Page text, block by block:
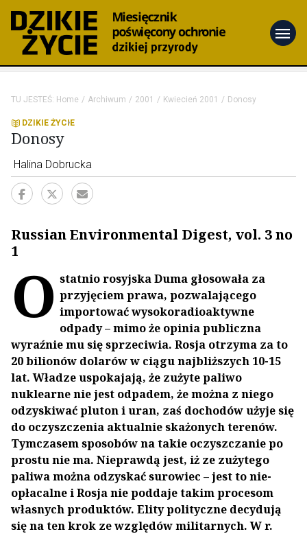
menu
TU JESTEŚ: Home Archiwum 2001 Kwiecień 2001 Donosy
DZIKIE ŻYCIE
Donosy
Halina Dobrucka
Russian Environmental Digest, vol. 3 no
1
O statnio rosyjska Duma głosowała za
przyjęciem prawa, pozwalającego
impor­tować wysokoradioaktywne
odpady – mimo że opinia publiczna
wyraźnie mu się sprzeciwia. Rosja otrzyma za to
20 bilionów dolarów w ciągu najbliższych 10-15
lat. Władze uspokajają, że zużyte paliwo
nuklearne nie jest odpadem, że można z niego
odzyskiwać pluton i uran, zaś dochodów użyje się
do oczyszczenia aktual­nie skażonych terenów.
Tymczasem sposobów na takie oczyszczanie po
prostu nie ma. Nieprawdą jest, iż ze zużytego
paliwa można odzyskać surowiec – jest to nie­
opłacalne i Rosja nie poddaje takim procesom
własnych produktów. Elity polityczne decydują
się na ten krok ze względów militarnych. W r.